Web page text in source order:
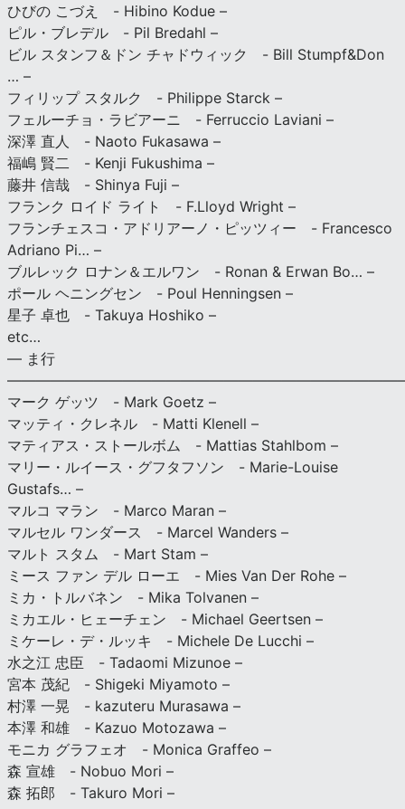
ひびの こづえ - Hibino Kodue –
ピル・ブレデル - Pil Bredahl –
ビル スタンフ＆ドン チャドウィック - Bill Stumpf&Don
… –
フィリップ スタルク - Philippe Starck –
フェルーチョ・ラビアーニ - Ferruccio Laviani –
深澤 直人 - Naoto Fukasawa –
福嶋 賢二 - Kenji Fukushima –
藤井 信哉 - Shinya Fuji –
フランク ロイド ライト - F.Lloyd Wright –
フランチェスコ・アドリアーノ・ピッツィー - Francesco
Adriano Pi… –
ブルレック ロナン＆エルワン - Ronan & Erwan Bo… –
ポール ヘニングセン - Poul Henningsen –
星子 卓也 - Takuya Hoshiko –
etc…
— ま行
マーク ゲッツ - Mark Goetz –
マッティ・クレネル - Matti Klenell –
マティアス・ストールボム - Mattias Stahlbom –
マリー・ルイース・グフタフソン - Marie-Louise
Gustafs… –
マルコ マラン - Marco Maran –
マルセル ワンダース - Marcel Wanders –
マルト スタム - Mart Stam –
ミース ファン デル ローエ - Mies Van Der Rohe –
ミカ・トルバネン - Mika Tolvanen –
ミカエル・ヒェーチェン - Michael Geertsen –
ミケーレ・デ・ルッキ - Michele De Lucchi –
水之江 忠臣 - Tadaomi Mizunoe –
宮本 茂紀 - Shigeki Miyamoto –
村澤 一晃 - kazuteru Murasawa –
本澤 和雄 - Kazuo Motozawa –
モニカ グラフェオ - Monica Graffeo –
森 宣雄 - Nobuo Mori –
森 拓郎 - Takuro Mori –